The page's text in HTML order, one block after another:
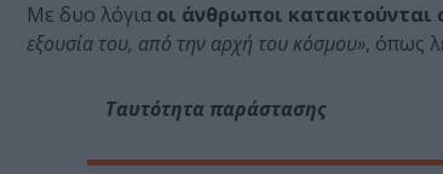
Με δυο λόγια οι άνθρωποι
εξουσία του, από την αρχή του κόσμου», όπως
Ταυτότητα παράστασης